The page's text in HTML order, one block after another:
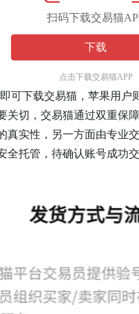
扫码下载交易猫
下载
点击下载交易猫APP
可下载交易猫，苹果用
关切，交易猫通过双重保
真实性，另一方面由专业
全托管，待确认账号成功